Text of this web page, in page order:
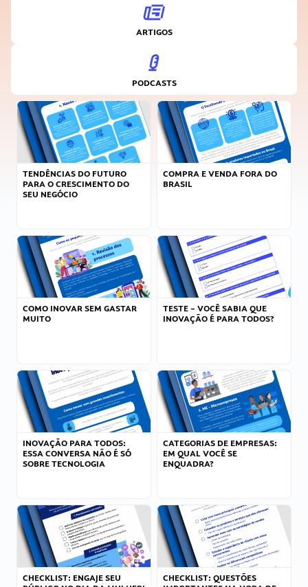
ARTIGOS
PODCASTS
TENDÊNCIAS DO FUTURO
PARA O CRESCIMENTO DO
SEU NEGÓCIO
COMPRA E VENDA FORA DO
BRASIL
COMO INOVAR SEM GASTAR
MUITO
TESTE – VOCÊ SABIA QUE
INOVAÇÃO É PARA TODOS?
INOVAÇÃO PARA TODOS:
ESSA CONVERSA NÃO É SÓ
SOBRE TECNOLOGIA
CATEGORIAS DE EMPRESAS:
EM QUAL VOCÊ SE
ENQUADRA?
CHECKLIST: ENGAJE SEU
CHECKLIST: QUESTÕES